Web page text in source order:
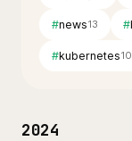
#news13 #
#kubernetes10
2024